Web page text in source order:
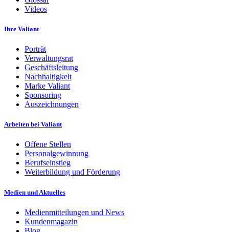
Videos
Ihre Valiant
Porträt
Verwaltungsrat
Geschäftsleitung
Nachhaltigkeit
Marke Valiant
Sponsoring
Auszeichnungen
Arbeiten bei Valiant
Offene Stellen
Personalgewinnung
Berufseinstieg
Weiterbildung und Förderung
Medien und Aktuelles
Medienmitteilungen und News
Kundenmagazin